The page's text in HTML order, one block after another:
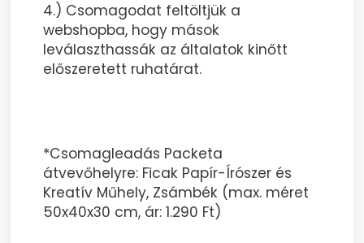
4.) Csomagodat feltöltjük a
webshopba, hogy mások
leválaszthassák az általatok kinőtt
előszeretett ruhatárat.
*Csomagleadás Packeta
átvevőhelyre: Ficak Papír-Írószer és
Kreatív Műhely, Zsámbék (max. méret
50x40x30 cm, ár: 1.290 Ft)